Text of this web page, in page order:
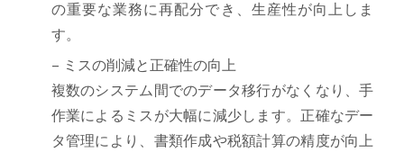
の重要な業務に再配分でき、生産性が向上しま
す。
– ミスの削減と正確性の向上
複数のシステム間でのデータ移行がなくなり、手
作業によるミスが大幅に減少します。正確なデー
タ管理により、書類作成や税額計算の精度が向上